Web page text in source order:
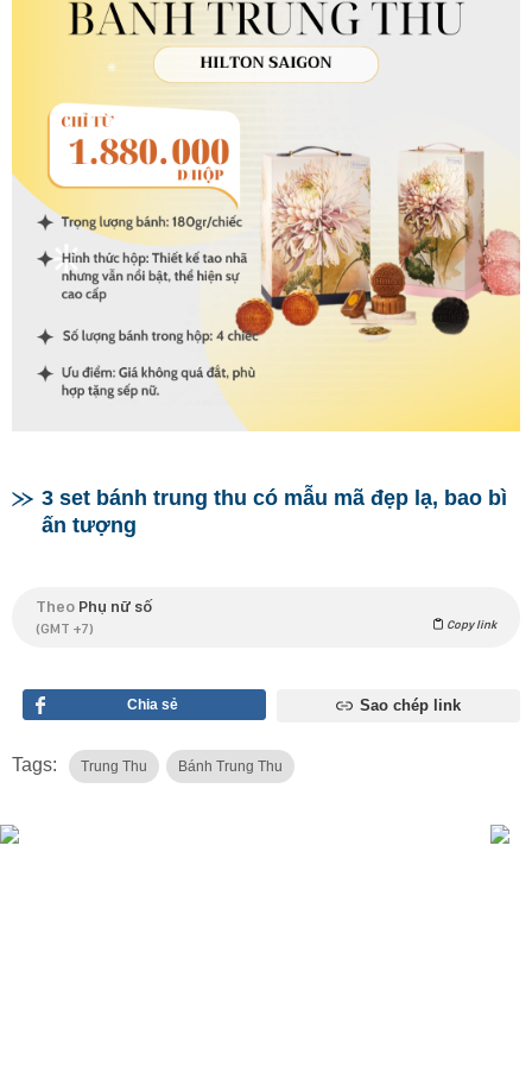
3 set bánh trung thu có mẫu mã đẹp lạ, bao bì
ấn tượng
Theo Phụ nữ số
(GMT +7) Copy link
Chia sẻ Sao chép link
Tags: Trung Thu Bánh Trung Thu